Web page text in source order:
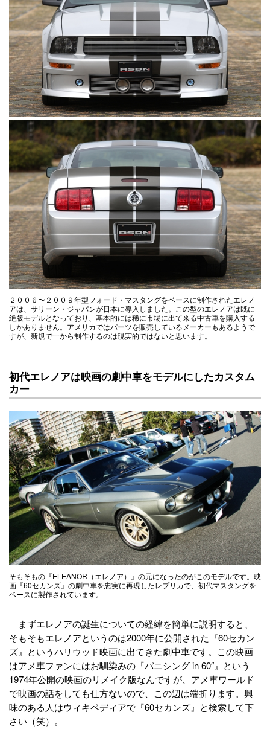
２００６〜２００９年型フォード・マスタングをベースに制作されたエレノ
アは、サリーン・ジャパンが日本に導入しました。この型のエレノアは既に
絶版モデルとなっており、基本的には稀に市場に出て来る中古車を購入する
しかありません。アメリカではパーツを販売しているメーカーもあるようで
すが、新規で一から制作するのは現実的ではないと思います。
初代エレノアは映画の劇中車をモデルにしたカスタム
カー
そもそもの『ELEANOR（エレノア）』の元になったのがこのモデルです。映
画『60セカンズ』の劇中車を忠実に再現したレプリカで、初代マスタングを
ベースに製作されています。
まずエレノアの誕生についての経緯を簡単に説明すると、
そもそもエレノアというのは2000年に公開された『60セカン
ズ』というハリウッド映画に出てきた劇中車です。この映画
はアメ車ファンにはお馴染みの『バニシング in 60″』という
1974年公開の映画のリメイク版なんですが、アメ車ワールド
で映画の話をしても仕方ないので、この辺は端折ります。興
味のある人はウィキペディアで『60セカンズ』と検索して下
さい（笑）。